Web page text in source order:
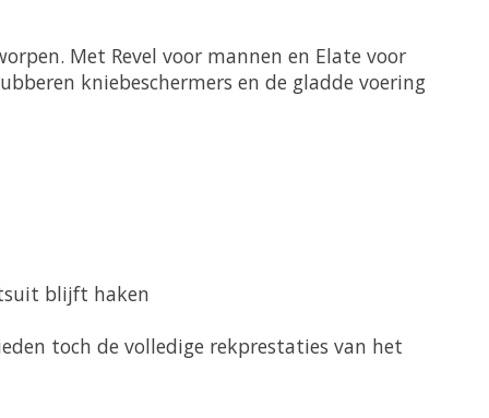
Met Revel voor mannen en Elate voor
kniebeschermers en de gladde voering
blijft haken
toch de volledige rekprestaties van het